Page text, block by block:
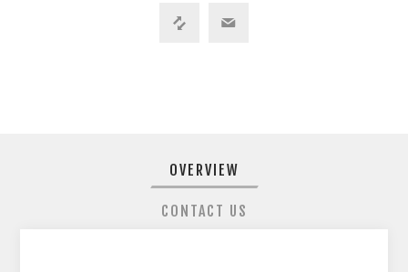
OVERVIEW
CONTACT US